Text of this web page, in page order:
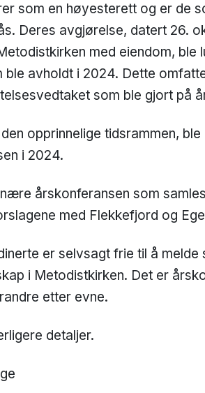
som en høyesterett og er de
Deres avgjørelse, datert 26.
med eiendom, ble
ble avholdt i 2024. Dette
som ble gjort på
opprinnelige tidsrammen,
i 2024.
årskonferansen som
med Flekkefjord og
er selvsagt frie til å melde
i Metodistkirken. Det er
etter evne.
detaljer.